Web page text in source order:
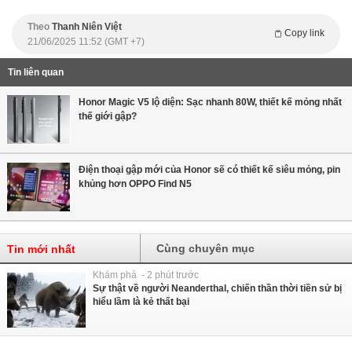
Theo Thanh Niên Việt
Copy link
21/06/2025 11:52 (GMT +7)
Tin liên quan
Honor Magic V5 lộ diện: Sạc nhanh 80W, thiết kế mỏng nhất
thế giới gập?
Điện thoại gập mới của Honor sẽ có thiết kế siêu mỏng, pin
khủng hơn OPPO Find N5
Tin mới nhất Cùng chuyên mục
Khám phá - 2 phút trước
Sự thật về người Neanderthal, chiến thần thời tiền sử bị
hiểu lầm là kẻ thất bại